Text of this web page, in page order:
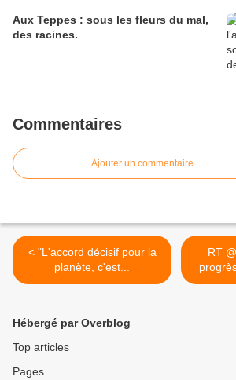
Aux Teppes : sous les fleurs du mal,
des racines.
Commentaires
Ajouter un commentaire
< "L'accord décisif pour la
planète, c'est...
RT
Hébergé par Overblog
Top articles
Pages